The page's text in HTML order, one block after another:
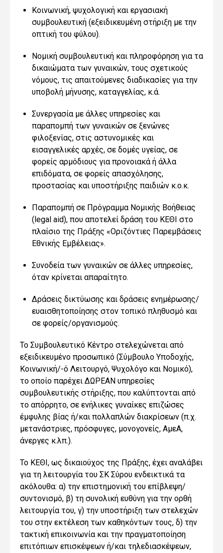
Κοινωνική, ψυχολογική και εργασιακή
συμβουλευτική (εξειδικευμένη στήριξη με την
οπτική του φύλου).
Νομική συμβουλευτική και πληροφόρηση για τα
δικαιώματα των γυναικών, τους σχετικούς
νόμους, τις απαιτούμενες διαδικασίες για την
υποβολή μήνυσης, καταγγελίας, κ.ά.
Συνεργασία με άλλες υπηρεσίες και
παραπομπή των γυναικών σε ξενώνες
φιλοξενίας, στις αστυνομικές και
εισαγγελικές αρχές, σε δομές υγείας, σε
φορείς αρμόδιους για προνοιακά ή άλλα
επιδόματα, σε φορείς απασχόλησης,
προστασίας και υποστήριξης παιδιών κ.ο.κ.
Παραπομπή σε Πρόγραμμα Νομικής Βοήθειας
(legal aid), που αποτελεί δράση του ΚΕΘΙ στο
πλαίσιο της Πράξης «Οριζόντιες Παρεμβάσεις
Εθνικής Εμβέλειας».
Συνοδεία των γυναικών σε άλλες υπηρεσίες,
όταν κρίνεται απαραίτητο.
Δράσεις δικτύωσης και δράσεις ενημέρωσης/
ευαισθητοποίησης στον τοπικό πληθυσμό και
σε φορείς/οργανισμούς.
Το Συμβουλευτικό Κέντρο στελεχώνεται από
εξειδικευμένο προσωπικό (Σύμβουλο Υποδοχής,
Κοινωνική/-ό Λειτουργό, Ψυχολόγο και Νομικό),
το οποίο παρέχει ΔΩΡΕΑΝ υπηρεσίες
συμβουλευτικής στήριξης, που καλύπτονται από
το απόρρητο, σε ενήλικες γυναίκες επιζώσες
έμφυλης βίας ή/και πολλαπλών διακρίσεων (π.χ.
μετανάστριες, πρόσφυγες, μονογονείς, ΑμεΑ,
άνεργες κ.λπ.).
Το ΚΕΘΙ, ως δικαιούχος της Πράξης, έχει αναλάβει
για τη λειτουργία του ΣΚ Σύρου ενδεικτικά τα
ακόλουθα: α) την επιστημονική του επίβλεψη/
συντονισμό, β) τη συνολική ευθύνη για την ορθή
λειτουργία του, γ) την υποστήριξη των στελεχών
του στην εκτέλεση των καθηκόντων τους, δ) την
τακτική επικοινωνία και την πραγματοποίηση
επιτόπιων επισκέψεων ή/και τηλεδιασκέψεων,